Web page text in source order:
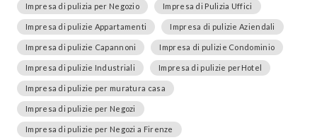
Impresa di pulizia per Negozio Impresa di Pulizia Uffici
Impresa di pulizie Appartamenti Impresa di pulizie Aziendali
Impresa di pulizie Capannoni Impresa di pulizie Condominio
Impresa di pulizie Industriali Impresa di pulizie perHotel
Impresa di pulizie per muratura casa
Impresa di pulizie per Negozi
Impresa di pulizie per Negozi a Firenze